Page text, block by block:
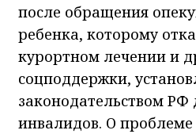
после обращения
ребенка, которому
курортном лечении и
соцподдержки,
законодательством РФ
инвалидов. О проблеме